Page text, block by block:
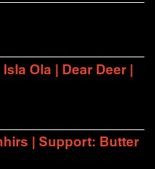
Ola | Dear Deer |
| Support: Butter